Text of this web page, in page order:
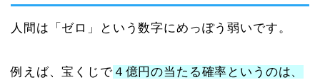
人間は「ゼロ」という数字にめっぽう弱いです。
例えば、宝くじで４億円の当たる確率というのは、